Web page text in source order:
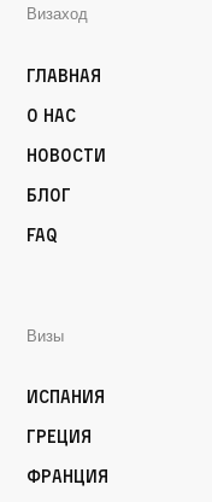
Визаход
Главная
О нас
Новости
Блог
FAQ
Визы
Испания
Греция
Франция